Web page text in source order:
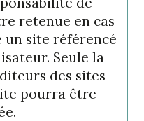
retenue en cas
site référencé
Seule la
des sites
pourra être